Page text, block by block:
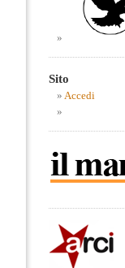
Sito
Accedi